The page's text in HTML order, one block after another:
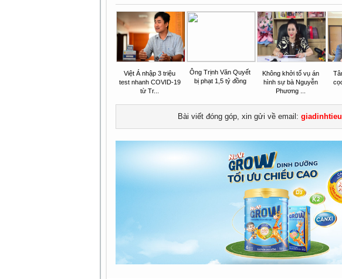
Việt Á nhập 3 triệu
test nhanh COVID-19
từ Tr...
Ông Trịnh Văn Quyết
bị phạt 1,5 tỷ đồng
Không khởi tố vụ án
hình sự bà Nguyễn
Phương ...
Bài viết đóng góp, xin gửi về email: